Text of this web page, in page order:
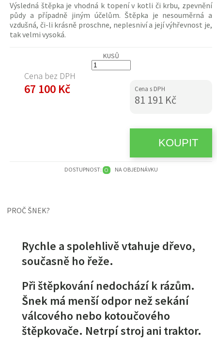
Výsledná štěpka je vhodná k topení v kotli či krbu, zpevnění
půdy a případně jiným účelům. Štěpka je nesouměrná a
vzdušná, či-li krásně proschne, neplesniví a její výhřevnost je,
tak velmi vysoká.
KUSŮ
Cena bez DPH
67 100 Kč Cena s DPH
81 191 Kč
DOSTUPNOST: O NA OBJEDNÁVKU
PROČ ŠNEK?
Rychle a spolehlivě vtahuje dřevo,
současně ho řeže.
Při štěpkování nedochází k rázům.
Šnek má menší odpor než sekání
válcového nebo kotoučového
štěpkovače. Netrpí stroj ani traktor.